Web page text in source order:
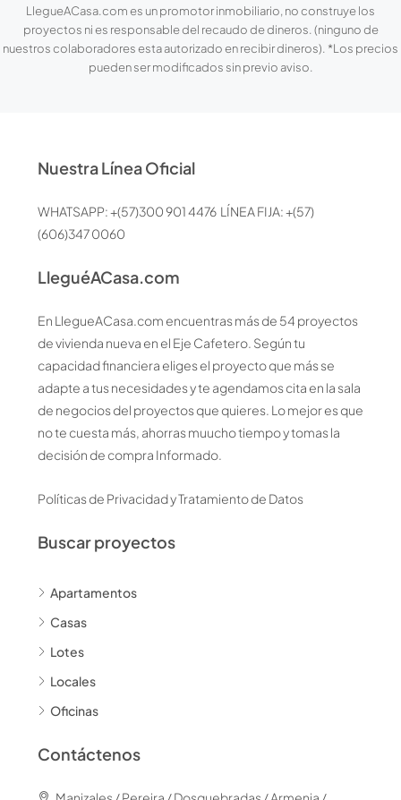
LlegueACasa.com es un promotor inmobiliario, no construye los
proyectos ni es responsable del recaudo de dineros. (ninguno de
nuestros colaboradores esta autorizado en recibir dineros). *Los precios
pueden ser modificados sin previo aviso.
Nuestra Línea Oficial
WHATSAPP: +(57)300 901 4476 LÍNEA FIJA: +(57)
(606)347 0060
LleguéACasa.com
En LlegueACasa.com encuentras más de 54 proyectos
de vivienda nueva en el Eje Cafetero. Según tu
capacidad financiera eliges el proyecto que más se
adapte a tus necesidades y te agendamos cita en la sala
de negocios del proyectos que quieres. Lo mejor es que
no te cuesta más, ahorras muucho tiempo y tomas la
decisión de compra Informado.
Políticas de Privacidad y Tratamiento de Datos
Buscar proyectos
Apartamentos
Casas
Lotes
Locales
Oficinas
Contáctenos